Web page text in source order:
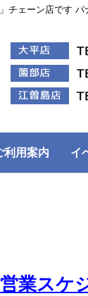
ェーン店です
利用案内 イ
業スケ